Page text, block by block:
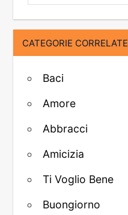
CATEGORIE CORRELATE
Baci
Amore
Abbracci
Amicizia
Ti Voglio Bene
Buongiorno